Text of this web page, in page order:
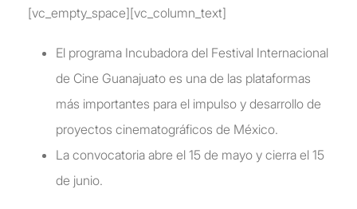
[vc_empty_space][vc_column_text]
El programa Incubadora del Festival Internacional
de Cine Guanajuato es una de las plataformas
más importantes para el impulso y desarrollo de
proyectos cinematográficos de México.
La convocatoria abre el 15 de mayo y cierra el 15
de junio.